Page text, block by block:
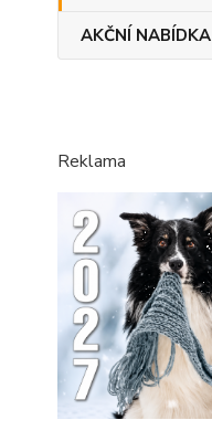
AKČNÍ NABÍDKA
Reklama